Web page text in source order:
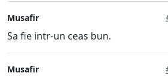
Musafir
Sa fie intr-un ceas bun.
Musafir